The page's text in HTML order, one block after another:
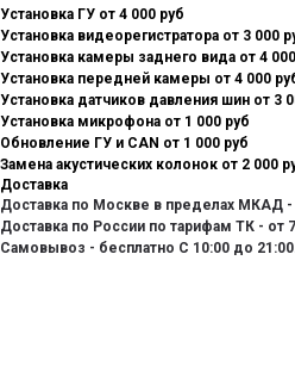
Установка ГУ от 4 000 руб
Установка видеорегистратора от 3 000
Установка камеры заднего вида от 4
Установка передней камеры от 4 000
Установка датчиков давления шин от 3
Установка микрофона от 1 000 руб
Обновление ГУ и CAN от 1 000 руб
Замена акустических колонок от 2 000
Доставка
Доставка по Москве в пределах МКАД -
Доставка по России по тарифам ТК - от
Самовывоз - бесплатно С 10:00 до